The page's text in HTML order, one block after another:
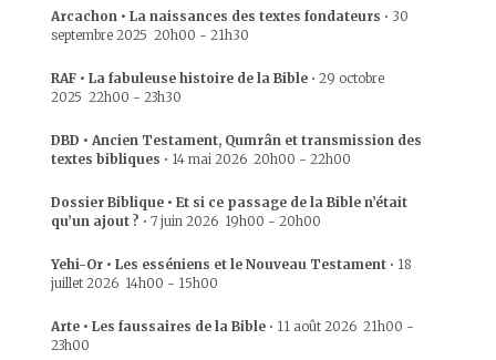
Arcachon • La naissances des textes fondateurs • 30
septembre 2025 20h00 - 21h30
RAF • La fabuleuse histoire de la Bible • 29 octobre
2025 22h00 - 23h30
DBD • Ancien Testament, Qumrân et transmission des
textes bibliques • 14 mai 2026 20h00 - 22h00
Dossier Biblique • Et si ce passage de la Bible n’était
qu’un ajout ? • 7 juin 2026 19h00 - 20h00
Yehi-Or • Les esséniens et le Nouveau Testament • 18
juillet 2026 14h00 - 15h00
Arte • Les faussaires de la Bible • 11 août 2026 21h00 -
23h00